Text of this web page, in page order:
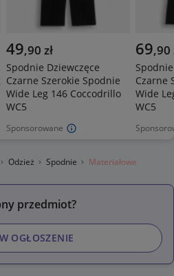
Sponsorowane
49,90 zł
Spodnie Dziewczęce
Czarne Szerokie Spodnie
Wide Leg 146 Coccodrillo
WC5
69,90
Czarne
Wide
WC5
Odzież Spodnie Materiałowe
przedmiot?
OGŁOSZENIE